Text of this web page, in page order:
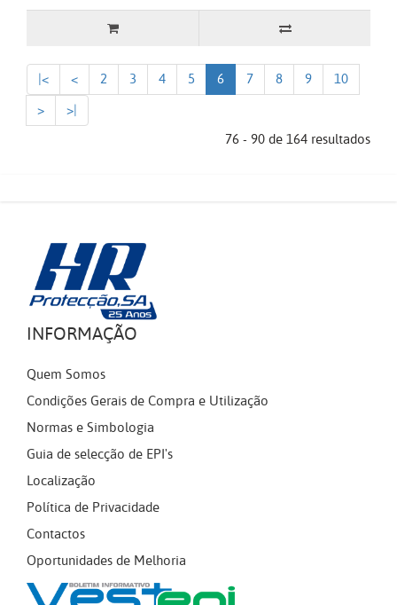
|< < 2 3 4 5 6 7 8 9
10
>
>|
76 - 90 de 164 resultados
INFORMAÇÃO
Quem Somos
Condições Gerais de Compra e Utilização
Normas e Simbologia
Guia de selecção de EPI's
Localização
Política de Privacidade
Contactos
Oportunidades de Melhoria